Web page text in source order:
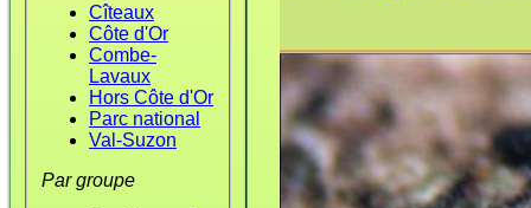
Cîteaux
Côte d'Or
Combe-
Lavaux
Hors Côte d'Or
Parc national
Val-Suzon
Par groupe